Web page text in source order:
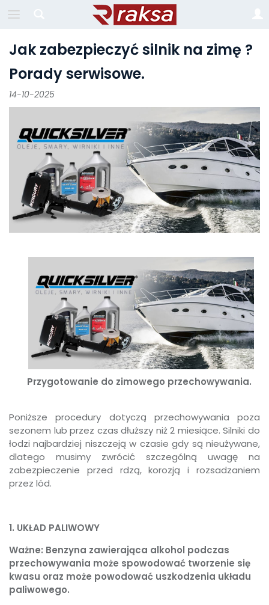
Jak zabezpieczyć silnik na zimę ?
Porady serwisowe.
14-10-2025
Przygotowanie do zimowego przechowywania.
Poniższe procedury dotyczą przechowywania poza
sezonem lub przez czas dłuższy niż 2 miesiące. Silniki do
łodzi najbardziej niszczeją w czasie gdy są nieużywane,
dlatego musimy zwrócić szczególną uwagę na
zabezpieczenie przed rdzą, korozją i rozsadzaniem
przez lód.
1. UKŁAD PALIWOWY
Ważne: Benzyna zawierająca alkohol podczas
przechowywania może spowodować tworzenie się
kwasu oraz może powodować uszkodzenia układu
paliwowego.